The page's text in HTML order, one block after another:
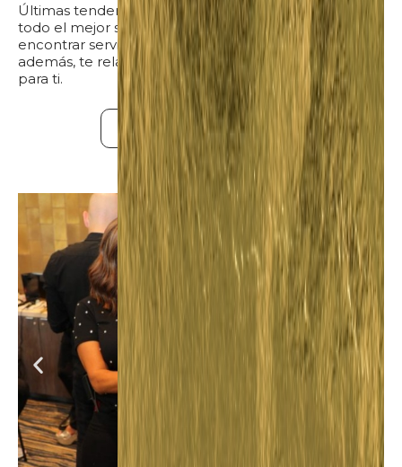
Últimas tendencias, los mejores materiales y sobre
todo el mejor servicio. En nuestras dos sedes podrás
encontrar servicios y opciones variadas para tu gusto,
además, te relajaras y tendrás un tiempo de calidad
para ti.
¡Quiero una cita!